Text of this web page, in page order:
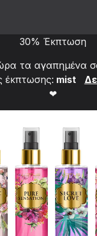
30% Έκπτωση
τα αγαπημένα
mist
❤